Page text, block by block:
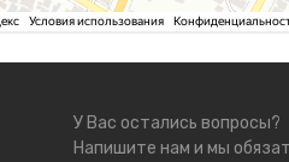
У Вас остались вопросы?
Напишите нам и мы